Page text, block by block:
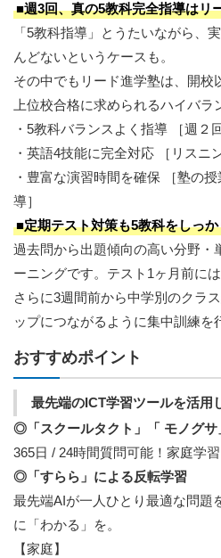
■週3回、真の5教科完全指導はリ
「5教科指導」とうたいながら、
んどないというケースも。
その中でもリード進学塾は、開校
上位校合格に求められるハイバラ
・5教科バランスよく指導 ［週２
・英語4技能に完全対応 ［リスニ
・豊富な演習時間を確保 ［塾の
導］
■定期テスト対策も5教科をしっ
過去問から出題傾向の高い分野・
ーニングです。テスト1ヶ月前に
さらに3週間前から中学別のクラ
ップにつながるように集中訓練を
おすすめポイント
最先端のICT学習ツールを活用
◎「スクールタクト」「 モノグサ
365日 / 24時間質問可能！家庭学
◎「すらら」による反転学習
最先端AIが一人ひとり最適な問題
に「わかる」を。
【家庭】